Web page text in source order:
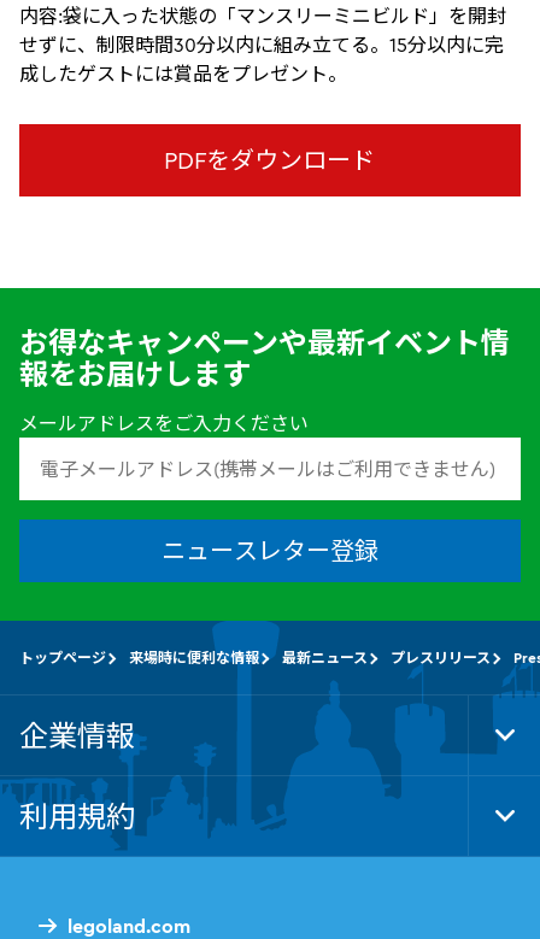
内容:袋に入った状態の「マンスリーミニビルド」を開封
せずに、制限時間30分以内に組み立てる。15分以内に完
成したゲストには賞品をプレゼント。
PDFをダウンロード
お得なキャンペーンや最新イベント情
報をお届けします
メールアドレスをご入力ください
ニュースレター登録
legoland.com
トップページ 来場時に便利な情報 最新ニュース プレスリリース
企業情報
利用規約